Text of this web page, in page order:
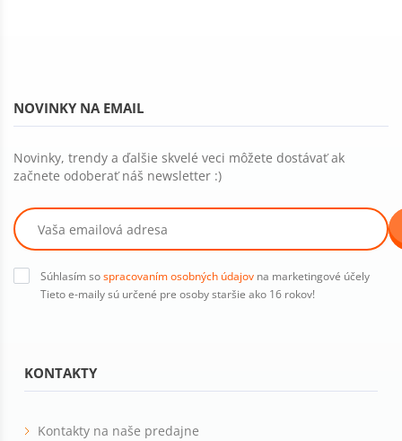
KONTAKTY
Kontakty na naše predajne
NOVINKY NA EMAIL
Novinky, trendy a ďalšie skvelé veci môžete dostávať ak
začnete odoberať náš newsletter :)
Súhlasím sospracovaním osobných údajov na marketingové účely
Tieto e-maily sú určené pre osoby staršie ako 16 rokov!